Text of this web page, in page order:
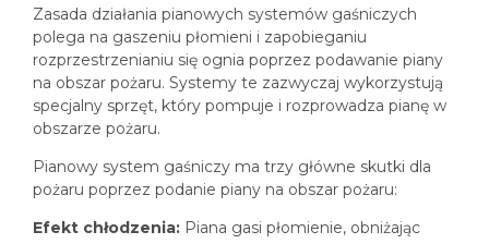
Zasada działania pianowych systemów gaśniczych
polega na gaszeniu płomieni i zapobieganiu
rozprzestrzenianiu się ognia poprzez podawanie piany
na obszar pożaru. Systemy te zazwyczaj wykorzystują
specjalny sprzęt, który pompuje i rozprowadza pianę w
obszarze pożaru.
Pianowy system gaśniczy ma trzy główne skutki dla
pożaru poprzez podanie piany na obszar pożaru:
Efekt chłodzenia: Piana gasi płomienie, obniżając